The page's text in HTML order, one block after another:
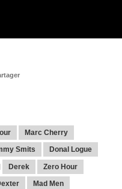
Marc Cherry
Smits Donal Logue
Derek Zero Hour
Mad Men